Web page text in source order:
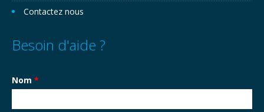
Contactez nous
Besoin d'aide ?
Nom *